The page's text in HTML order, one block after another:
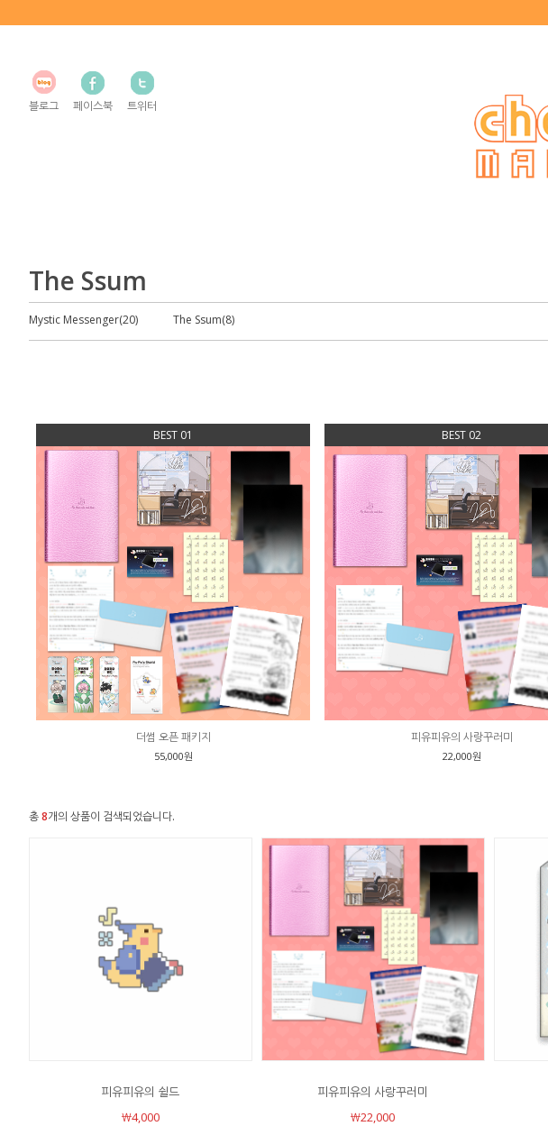
블로그 페이스북 트위터
The Ssum
Mystic Messenger(20) The Ssum(8)
BEST 01
더썸 오픈 패키지
55,000원
BEST 02
피유피유의 사랑꾸러미
22,000원
총8개의 상품이 검색되었습니다.
피유피유의 쉴드
￦4,000
피유피유의 사랑꾸러미
￦22,000